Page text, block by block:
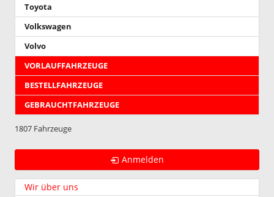
Toyota
Volkswagen
Volvo
VORLAUFFAHRZEUGE
BESTELLFAHRZEUGE
GEBRAUCHTFAHRZEUGE
1807 Fahrzeuge
Anmelden
Wir über uns